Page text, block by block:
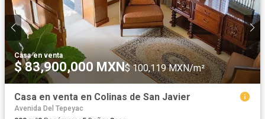
Casa·en venta
$ 83,900,000 MXN$ 100,119 MXN/m²
Casa en venta en Colinas de San Javier
Avenida Del Tepeyac